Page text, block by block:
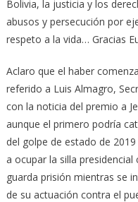
Bolivia, la justicia y los
abusos y persecución por
respeto a la vida… Gracias
Aclaro que el haber
referido a Luis Almagro,
con la noticia del premio a
aunque el primero podría
del golpe de estado de
a ocupar la silla
guarda prisión mientras se
de su actuación contra el